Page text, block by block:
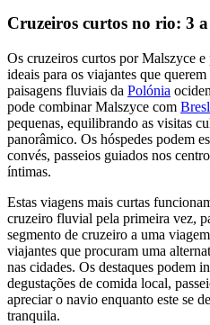
Cruzeiros curtos no rio: 3
Os cruzeiros curtos por Malszyce
ideais para os viajantes que
paisagens fluviais da Polónia
pode combinar Malszyce com
pequenas, equilibrando as visitas
panorâmico. Os hóspedes podem
convés, passeios guiados nos
íntimas.
Estas viagens mais curtas
cruzeiro fluvial pela primeira vez,
segmento de cruzeiro a uma
viajantes que procuram uma
nas cidades. Os destaques podem
degustações de comida local,
apreciar o navio enquanto este se
tranquila.